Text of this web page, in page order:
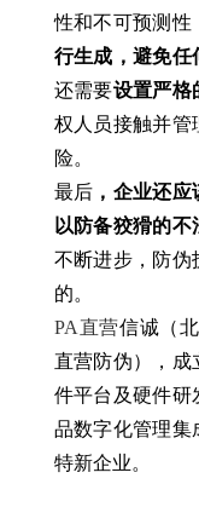
性和不可预测性
行生成，避免任
还需要设置严格
权人员接触并管
险。
最后 ，企业还
以防备狡猾的不
不断进步，防伪
的。
PA直营信诚（
直营防伪），成
件平台及硬件研
品数字化管理集
特新企业。